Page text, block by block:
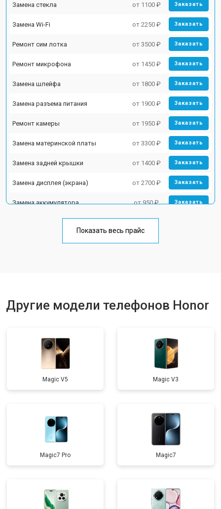
Замена стекла от 1100 ₽ Заказать
Замена Wi-Fi от 2250 ₽ Заказать
Ремонт сим лотка от 3500 ₽ Заказать
Ремонт микрофона от 1450 ₽ Заказать
Замена шлейфа от 1800 ₽ Заказать
Замена разъема питания от 1900 ₽ Заказать
Ремонт камеры от 1950 ₽ Заказать
Замена материнской платы от 3300 ₽ Заказать
Замена задней крышки от 1400 ₽ Заказать
Замена дисплея (экрана) от 2700 ₽ Заказать
Замена аккумулятора от 950 ₽ Заказать
Ремонт цепи питания от 3200 ₽
Показать весь прайс
Другие модели телефонов Honor
Magic V5 Magic V3
Magic7 Pro Magic7